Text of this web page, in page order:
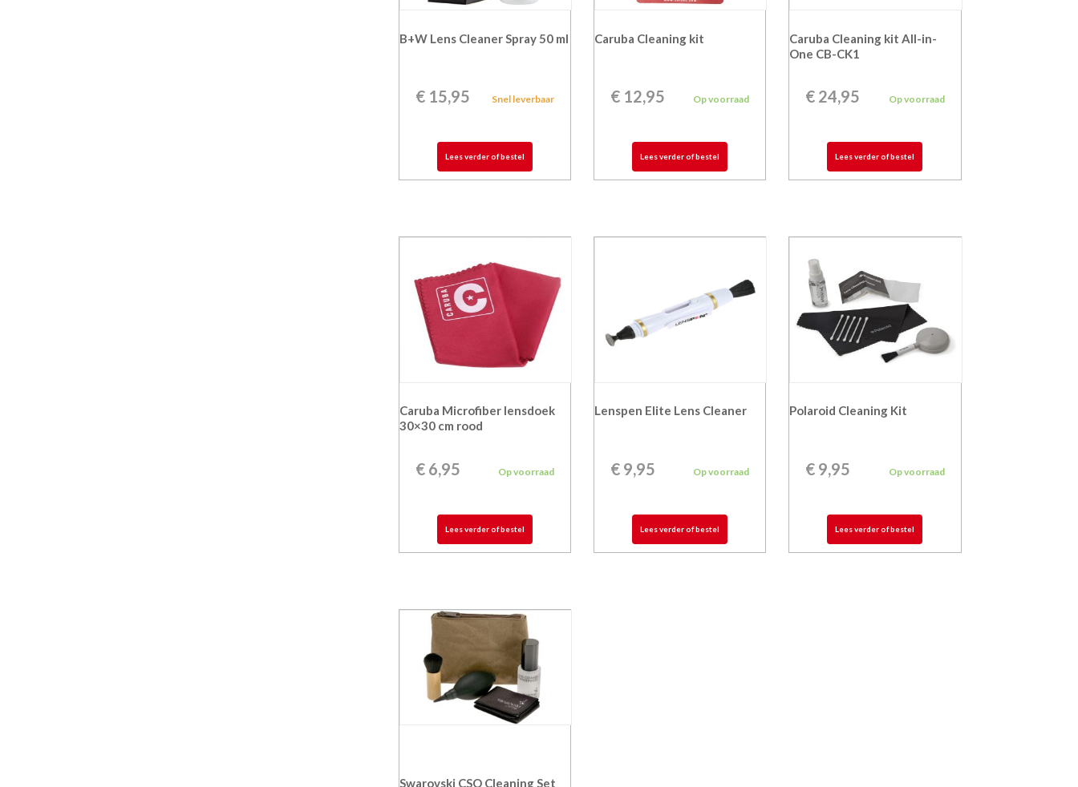
B+W Lens Cleaner Spray 50 ml
€ 15,95 Snel leverbaar
Lees verder of bestel
Caruba Cleaning kit
€ 12,95 Op voorraad
Lees verder of bestel
Caruba Cleaning kit All-in-
One CB-CK1
€ 24,95 Op voorraad
Lees verder of bestel
Caruba Microfiber lensdoek
30×30 cm rood
€ 6,95 Op voorraad
Lees verder of bestel
Lenspen Elite Lens Cleaner
€ 9,95 Op voorraad
Lees verder of bestel
Polaroid Cleaning Kit
€ 9,95 Op voorraad
Lees verder of bestel
Swarovski CSO Cleaning Set